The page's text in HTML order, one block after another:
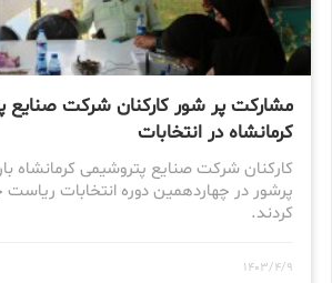
مشارکت پر شور کارکنان شرکت صنایع
کرمانشاه در انتخابات
کارکنان شرکت صنایع پتروشیمی کرمانشاه
پرشور در چهاردهمین دوره انتخابات
کردند.
1403/4/9